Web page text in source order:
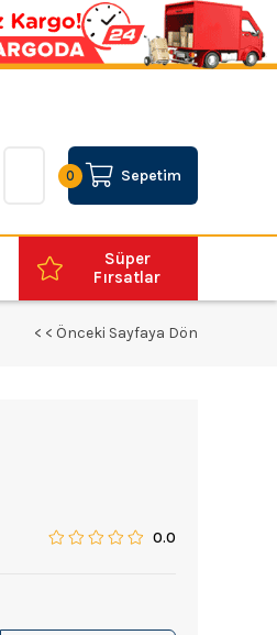
Sepetim
0
Süper
Fırsatlar
< < Önceki Sayfaya Dön
0.0